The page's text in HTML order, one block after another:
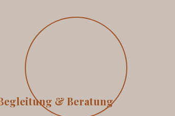
& Beratung